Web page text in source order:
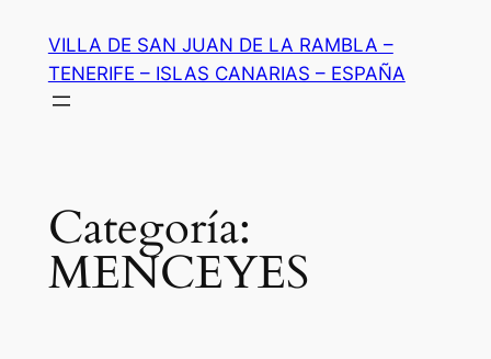
contenido
VILLA DE SAN JUAN DE LA RAMBLA –
TENERIFE – ISLAS CANARIAS – ESPAÑA
Categoría:
MENCEYES